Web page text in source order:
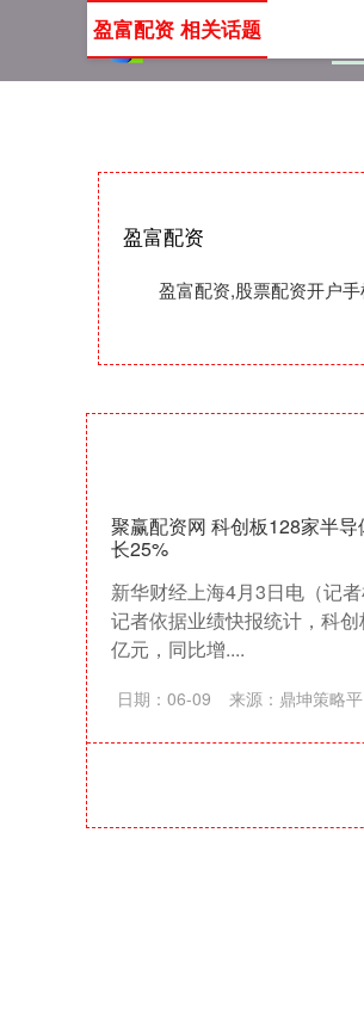
盈富配资
盈富配资,股票配资开户
盈富配资 相关话题
聚赢配资网 科创板128家半
长25%
新华财经上海4月3日电（记
记者依据业绩快报统计，科
亿元，同比增....
日期：06-09 来源：鼎坤策略